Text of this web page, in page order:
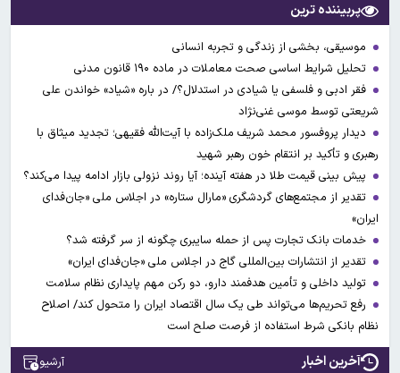
پربیننده ترین
موسیقی، بخشی از زندگی و تجربه انسانی
تحلیل شرایط اساسی صحت معاملات در ماده ۱۹۰ قانون مدنی
فقر ادبی و فلسفی یا شیادی در استدلال؟/ در باره «شیاد» خواندن علی
شریعتی توسط موسی غنی‌نژاد
دیدار پروفسور محمد شریف ملک‌زاده با آیت‌الله فقیهی؛ تجدید میثاق با
رهبری و تأکید بر انتقام خون رهبر شهید
پیش بینی قیمت طلا در هفته آینده؛ آیا روند نزولی بازار ادامه پیدا می‌کند؟
تقدیر از مجتمع‌های گردشگری «مارال ستاره» در اجلاس ملی «جان‌فدای
ایران»
خدمات بانک تجارت پس از حمله سایبری چگونه از سر گرفته شد؟
تقدیر از انتشارات بین‌المللی گاج در اجلاس ملی «جان‌فدای ایران»
تولید داخلی و تأمین هدفمند دارو، دو رکن مهم پایداری نظام سلامت
رفع تحریم‌ها می‌تواند طی یک سال اقتصاد ایران را متحول کند/ اصلاح
نظام بانکی شرط استفاده از فرصت صلح است
آخرین اخبار آرشیو